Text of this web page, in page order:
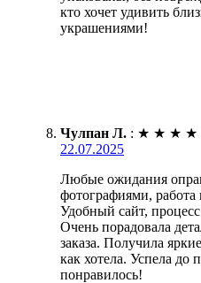
кто хочет удивить
украшениями!
Чулпан Л. : ★ ★ ★ ★
22.07.2025
Любые ожидания
фотографиями,
Удобный сайт,
Очень порадовала
заказа. Получила
как хотела. Успела до
понравилось!